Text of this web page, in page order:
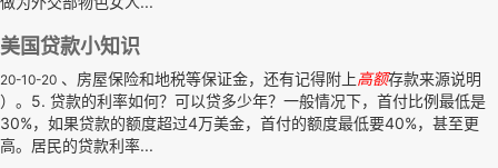
美国贷款小知识
20-10-20 、房屋保险和地税等保证金，还有记得附上高额存款来源说明
）。5. 贷款的利率如何？可以贷多少年？一般情况下，首付比例最低是
30%，如果贷款的额度超过4万美金，首付的额度最低要40%，甚至更
高。居民的贷款利率...